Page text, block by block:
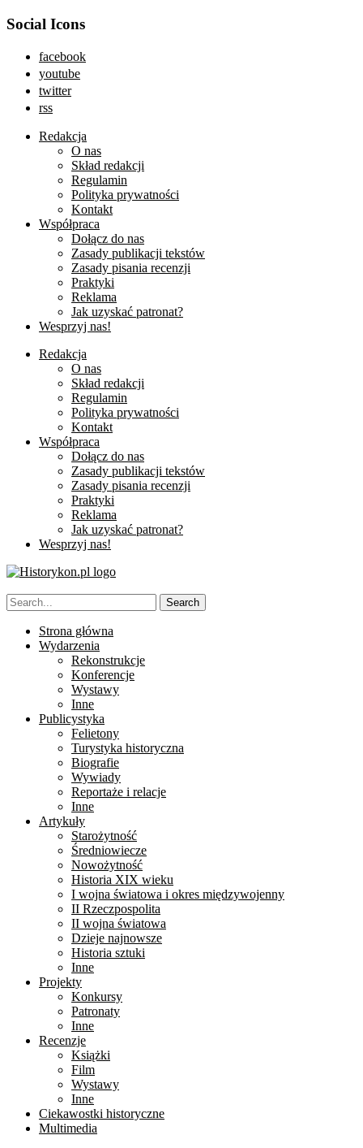
Social Icons
facebook
youtube
twitter
rss
Redakcja
O nas
Skład redakcji
Regulamin
Polityka prywatności
Kontakt
Współpraca
Dołącz do nas
Zasady publikacji tekstów
Zasady pisania recenzji
Praktyki
Reklama
Jak uzyskać patronat?
Wesprzyj nas!
Redakcja
O nas
Skład redakcji
Regulamin
Polityka prywatności
Kontakt
Współpraca
Dołącz do nas
Zasady publikacji tekstów
Zasady pisania recenzji
Praktyki
Reklama
Jak uzyskać patronat?
Wesprzyj nas!
Strona główna
Wydarzenia
Rekonstrukcje
Konferencje
Wystawy
Inne
Publicystyka
Felietony
Turystyka historyczna
Biografie
Wywiady
Reportaże i relacje
Inne
Artykuły
Starożytność
Średniowiecze
Nowożytność
Historia XIX wieku
I wojna światowa i okres międzywojenny
II Rzeczpospolita
II wojna światowa
Dzieje najnowsze
Historia sztuki
Inne
Projekty
Konkursy
Patronaty
Inne
Recenzje
Książki
Film
Wystawy
Inne
Ciekawostki historyczne
Multimedia